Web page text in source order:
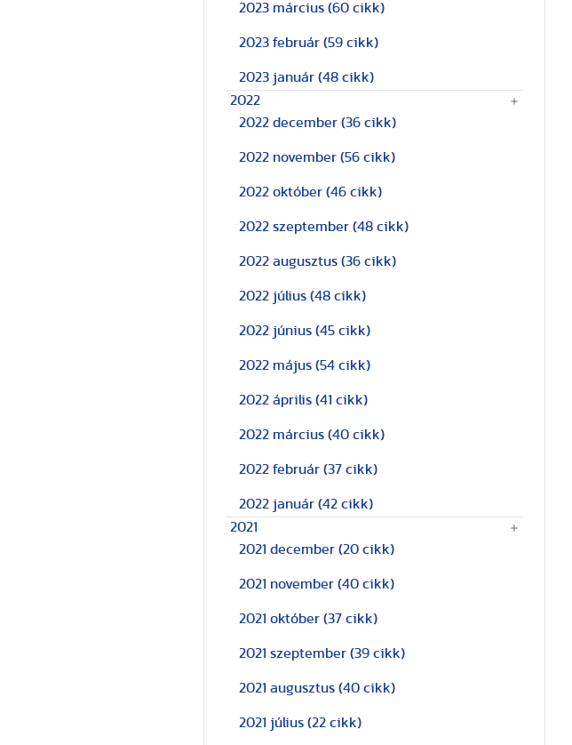
2023 március (60 cikk)
2023 február (59 cikk)
2023 január (48 cikk)
2022
2022 december (36 cikk)
2022 november (56 cikk)
2022 október (46 cikk)
2022 szeptember (48 cikk)
2022 augusztus (36 cikk)
2022 július (48 cikk)
2022 június (45 cikk)
2022 május (54 cikk)
2022 április (41 cikk)
2022 március (40 cikk)
2022 február (37 cikk)
2022 január (42 cikk)
2021
2021 december (20 cikk)
2021 november (40 cikk)
2021 október (37 cikk)
2021 szeptember (39 cikk)
2021 augusztus (40 cikk)
2021 július (22 cikk)